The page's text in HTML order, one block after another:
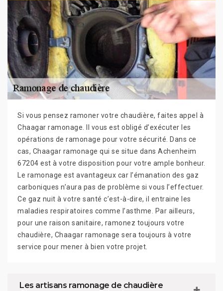
Si vous pensez ramoner votre chaudière, faites appel à
Chaagar ramonage. Il vous est obligé d’exécuter les
opérations de ramonage pour votre sécurité. Dans ce
cas, Chaagar ramonage qui se situe dans Achenheim
67204 est à votre disposition pour votre ample bonheur.
Le ramonage est avantageux car l’émanation des gaz
carboniques n’aura pas de problème si vous l’effectuer.
Ce gaz nuit à votre santé c’est-à-dire, il entraine les
maladies respiratoires comme l’asthme. Par ailleurs,
pour une raison sanitaire, ramonez toujours votre
chaudière, Chaagar ramonage sera toujours à votre
service pour mener à bien votre projet.
Les artisans ramonage de chaudière